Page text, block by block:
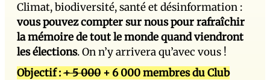
Climat, biodiversité, santé et désinformation :
vous pouvez compter sur nous pour rafraîchir
la mémoire de tout le monde quand viendront
les élections. On n’y arrivera qu’avec vous !
Objectif :+ 5 000 + 6 000 membres du Club